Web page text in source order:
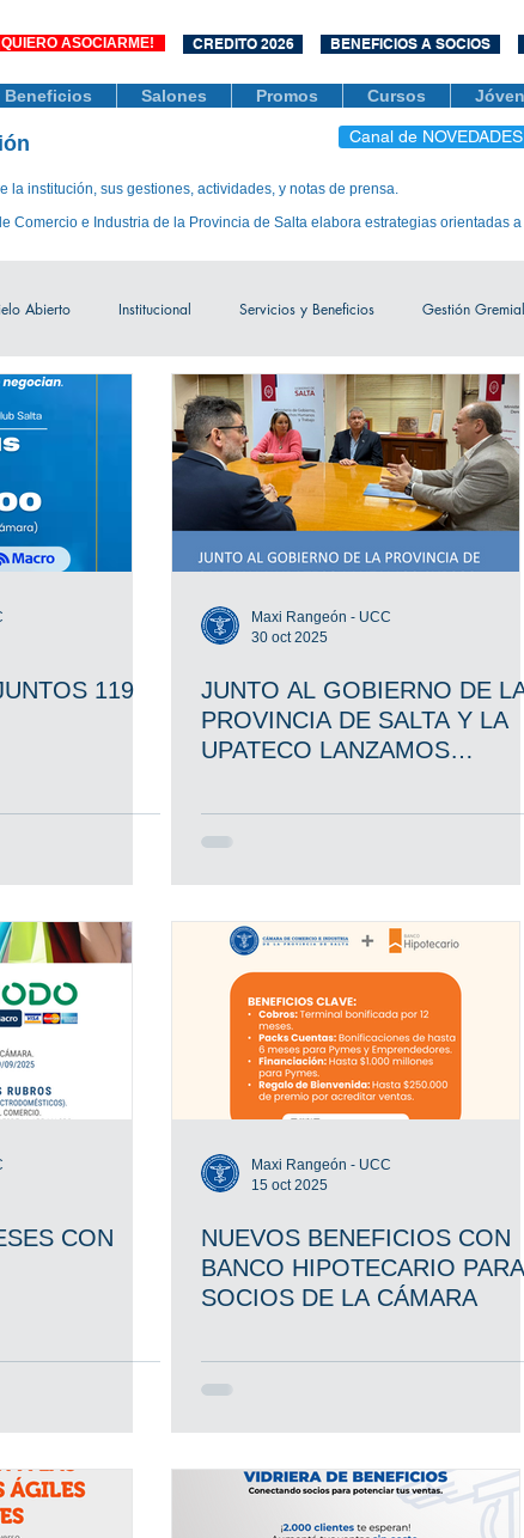
ASOCIARME! CREDITO 2026 BENEFICIOS A SOCIOS
Beneficios Salones Promos Cursos
Canal de
la institución, sus gestiones, actividades, y notas de prensa.
Comercio e Industria de la Provincia de Salta elabora estrategias orientadas
Abierto Institucional Servicios y Beneficios Gestión
Observatorio Económico Socios Unidad
Mujeres Empresarias Mediación COVID-19
119
Maxi Rangeón - UCC
30 oct 2025
JUNTO AL GOBIERNO DE
PROVINCIA DE SALTA Y LA
UPATECO LANZAMOS
BOLSA DE TRABAJO.
CON
Maxi Rangeón - UCC
15 oct 2025
NUEVOS BENEFICIOS CON
BANCO HIPOTECARIO PARA
SOCIOS DE LA CÁMARA